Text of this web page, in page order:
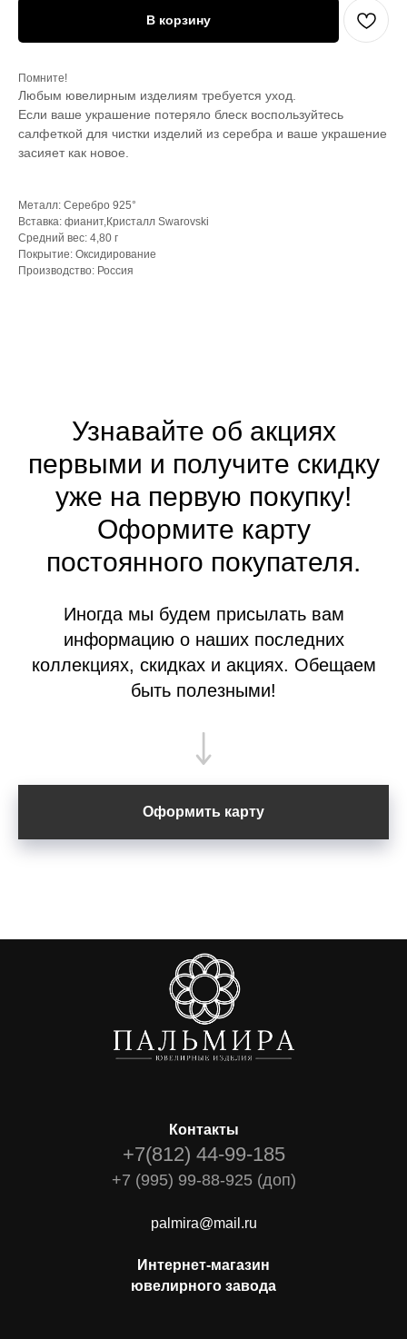
В корзину
Помните!
Любым ювелирным изделиям требуется уход.
Если ваше украшение потеряло блеск воспользуйтесь
салфеткой для чистки изделий из серебра и ваше украшение
засияет как новое.
Металл: Серебро 925°
Вставка: фианит,Кристалл Swarovski
Средний вес: 4,80 г
Покрытие: Оксидирование
Производство: Россия
Узнавайте об акциях
первыми и получите скидку
уже на первую покупку!
Оформите карту
постоянного покупателя.
Иногда мы будем присылать вам
информацию о наших последних
коллекциях, скидках и акциях. Обещаем
быть полезными!
Оформить карту
Контакты
+7(812) 44-99-185
+7 (995) 99-88-925 (доп)
palmira@mail.ru
Интернет-магазин
ювелирного завода